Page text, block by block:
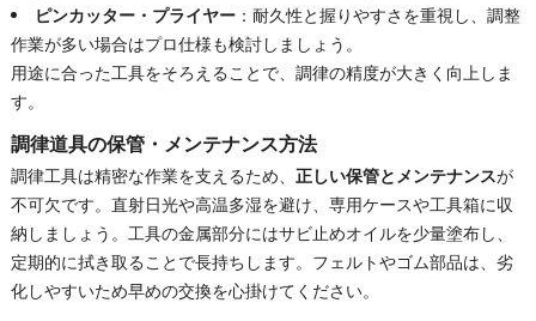
ピンカッター・プライヤー：耐久性と握りやすさを重視し、調整
作業が多い場合はプロ仕様も検討しましょう。
用途に合った工具をそろえることで、調律の精度が大きく向上しま
す。
調律道具の保管・メンテナンス方法
調律工具は精密な作業を支えるため、 正しい保管とメンテナンスが
不可欠です。直射日光や高温多湿を避け、専用ケースや工具箱に収
納しましょう。工具の金属部分にはサビ止めオイルを少量塗布し、
定期的に拭き取ることで長持ちします。フェルトやゴム部品は、劣
化しやすいため早めの交換を心掛けてください。